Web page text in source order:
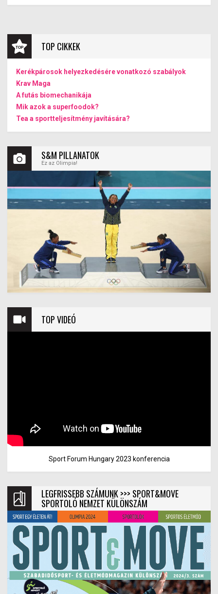
TOP CIKKEK
Kerékpárosok helyezkedésére vonatkozó szabályok
Krav Maga
A futás biomechanikája
Mik azok a superfoodok?
Tea a sportteljesítmény javítására?
S&M PILLANATOK
Ez az Olimpia!
TOP VIDEÓ
Sport Forum Hungary 2023 konferencia
LEGFRISSEBB SZÁMUNK >>> SPORT&MOVE
SPORTOLÓ NEMZET KÜLÖNSZÁM